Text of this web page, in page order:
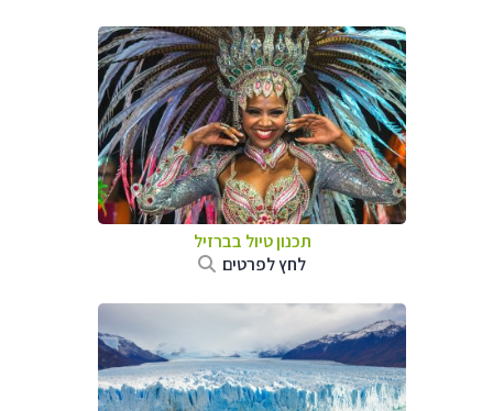
תכנון טיול בברזיל
לחץ לפרטים